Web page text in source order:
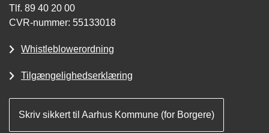
Tlf. 89 40 20 00
CVR-nummer: 55133018
Whistleblowerordning
Tilgængelighedserklæring
Skriv sikkert til Aarhus Kommune (for Borgere)